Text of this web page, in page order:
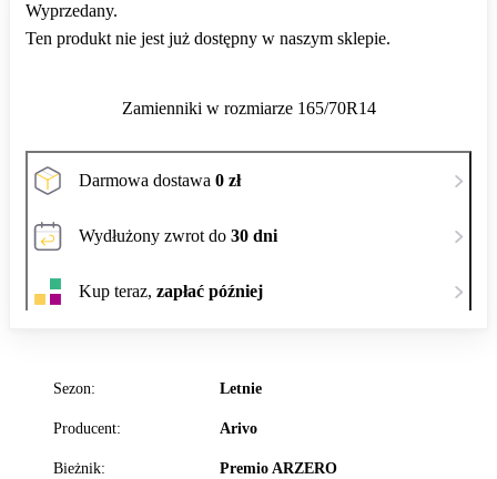
Sezon: Letnie
Producent: Arivo
Bieżnik: Premio ARZERO
Wyprzedany.
Ten produkt nie jest już dostępny w naszym sklepie.
Zamienniki w rozmiarze 165/70R14
Darmowa dostawa 0 zł
Wydłużony zwrot do 30 dni
Kup teraz, zapłać później